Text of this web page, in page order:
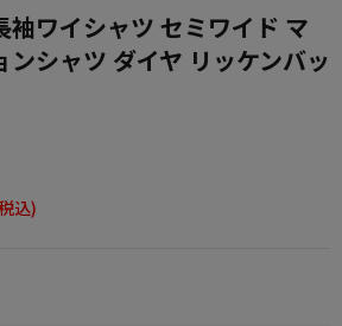
袖ワイシャツ セミワイド マ
ンシャツ ダイヤ リッケンバッ
込)